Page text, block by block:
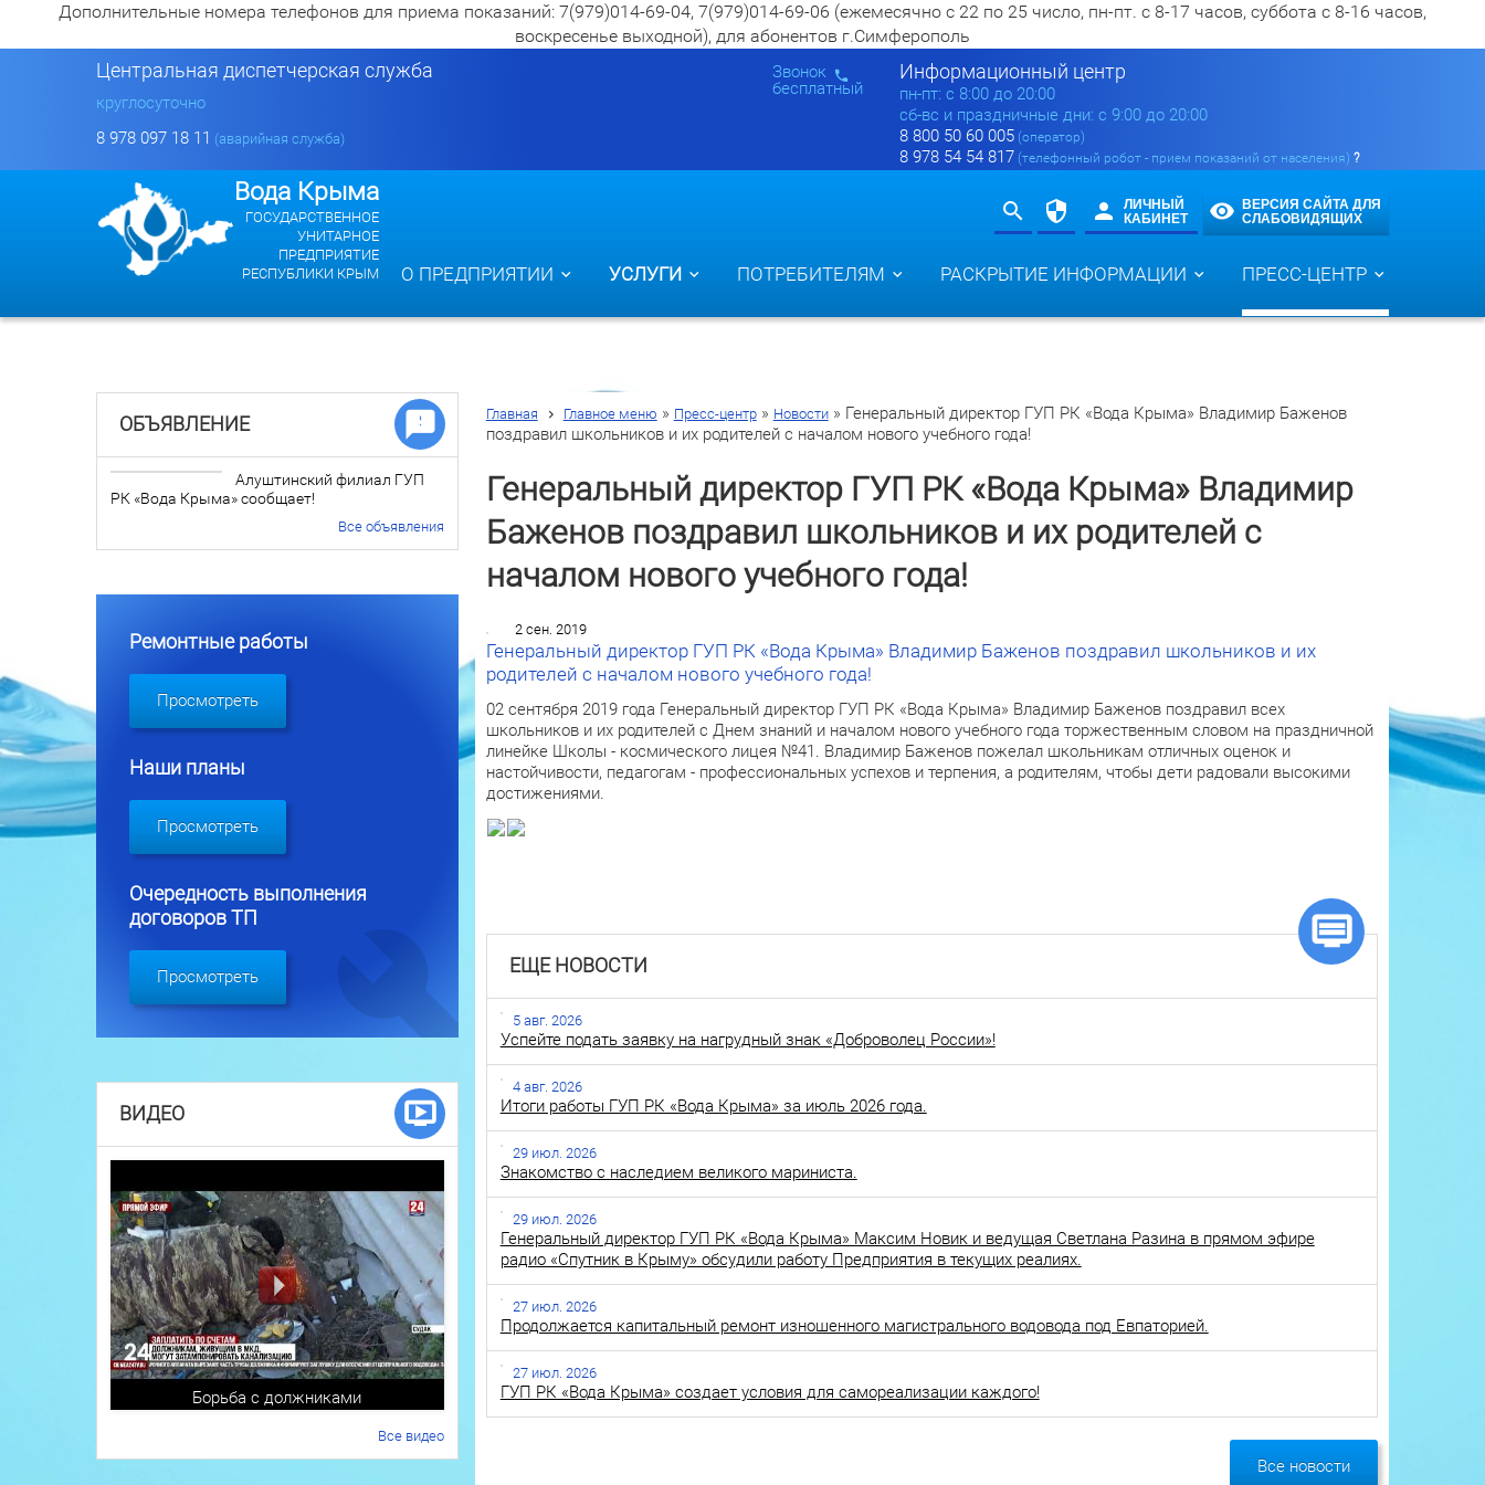
Дополнительные номера телефонов для приема показаний: 7(979)014-69-04, 7(979)014-69-06 (ежемесячно с 22 по 25 число, пн-пт. с 8-17 часов, суббота с 8-16 часов,
воскресенье выходной), для абонентов г.Симферополь
Информационный центр
пн-пт: c 8:00 до 20:00
сб-вс и праздничные дни: с 9:00 до 20:00
8 800 50 60 005 (оператор)
8 978 54 54 817 (телефонный робот - прием показаний от населения) ?
Звонок
бесплатный
Центральная диспетчерская служба
круглосуточно
8 978 097 18 11 (аварийная служба)
Вода Крыма
ГОСУДАРСТВЕННОЕ
УНИТАРНОЕ
ПРЕДПРИЯТИЕ
РЕСПУБЛИКИ КРЫМ
ЛИЧНЫЙ
КАБИНЕТ
ВЕРСИЯ САЙТА ДЛЯ
СЛАБОВИДЯЩИХ
О ПРЕДПРИЯТИИ УСЛУГИ ПОТРЕБИТЕЛЯМ РАСКРЫТИЕ ИНФОРМАЦИИ ПРЕСС-ЦЕНТР
Главная Главное меню » Пресс-центр» Новости» Генеральный директор ГУП РК «Вода Крыма» Владимир Баженов
поздравил школьников и их родителей с началом нового учебного года!
Генеральный директор ГУП РК «Вода Крыма» Владимир
Баженов поздравил школьников и их родителей с
началом нового учебного года!
2 сен. 2019
Генеральный директор ГУП РК «Вода Крыма» Владимир Баженов поздравил школьников и их
родителей с началом нового учебного года!
02 сентября 2019 года Генеральный директор ГУП РК «Вода Крыма» Владимир Баженов поздравил всех
школьников и их родителей с Днем знаний и началом нового учебного года торжественным словом на праздничной
линейке Школы - космического лицея №41. Владимир Баженов пожелал школьникам отличных оценок и
настойчивости, педагогам - профессиональных успехов и терпения, а родителям, чтобы дети радовали высокими
достижениями.
ЕЩЕ НОВОСТИ
5 авг. 2026
Успейте подать заявку на нагрудный знак «Доброволец России»!
4 авг. 2026
Итоги работы ГУП РК «Вода Крыма» за июль 2026 года.
29 июл. 2026
Знакомство с наследием великого мариниста.
29 июл. 2026
Генеральный директор ГУП РК «Вода Крыма» Максим Новик и ведущая Светлана Разина в прямом эфире
радио «Спутник в Крыму» обсудили работу Предприятия в текущих реалиях.
27 июл. 2026
Продолжается капитальный ремонт изношенного магистрального водовода под Евпаторией.
27 июл. 2026
ГУП РК «Вода Крыма» создает условия для самореализации каждого!
Все новости
ОБЪЯВЛЕНИЕ
Алуштинский филиал ГУП
РК «Вода Крыма» сообщает!
Все объявления
Ремонтные работы
Просмотреть
Наши планы
Просмотреть
Очередность выполнения
договоров ТП
Просмотреть
ВИДЕО
Борьба с должниками
Все видео